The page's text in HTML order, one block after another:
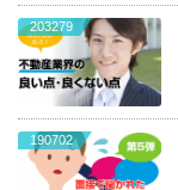
203279
190702